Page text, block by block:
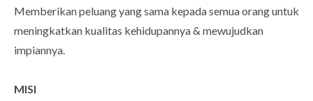
Memberikan peluang yang sama kepada semua orang untuk
meningkatkan kualitas kehidupannya & mewujudkan
impiannya.
MISI